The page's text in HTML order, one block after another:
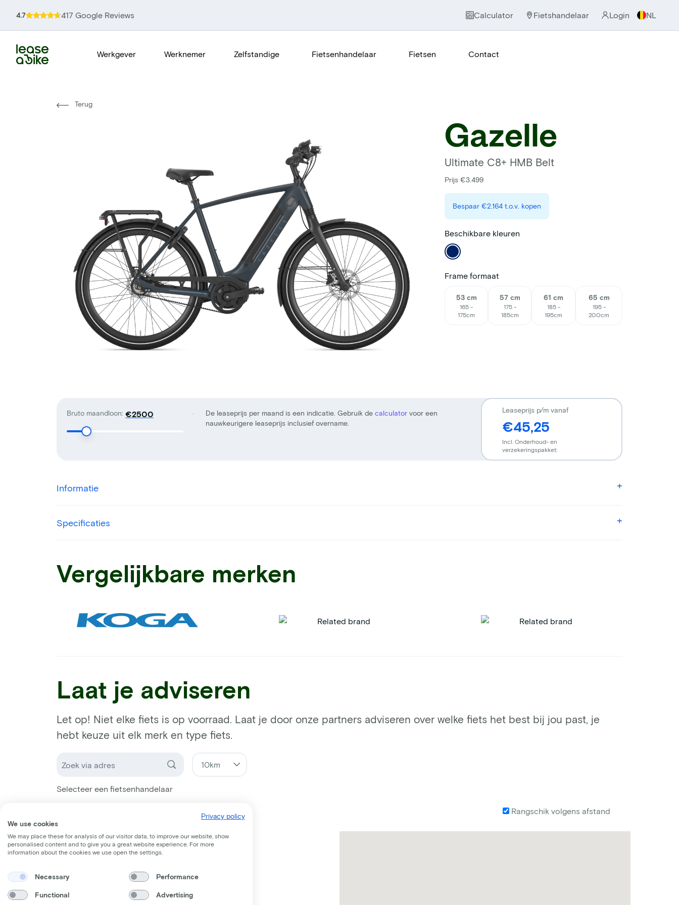
4.7 417 Google Reviews Calculator Fietshandelaar Login NL
Werkgever Werknemer Zelfstandige Fietsenhandelaar Fietsen Contact
Terug
Gazelle
Ultimate C8+ HMB Belt
Prijs €3.499
Bespaar €2.164 t.o.v. kopen
Beschikbare kleuren
Frame formaat
53 cm
165 -
175cm
57 cm
175 -
185cm
61 cm
185 -
195cm
65 cm
195 -
200cm
Bruto maandloon: € De leaseprijs per maand is een indicatie. Gebruik de calculator voor een
nauwkeurigere leaseprijs inclusief overname.
Leaseprijs p/m vanaf
€45,25
Incl. Onderhoud- en
verzekeringspakket:
Informatie
Specificaties
Vergelijkbare merken
Laat je adviseren
Let op! Niet elke fiets is op voorraad. Laat je door onze partners adviseren over welke fiets het best bij jou past, je
hebt keuze uit elk merk en type fiets.
Selecteer een fietsenhandelaar
Rangschik volgens afstand
Privacy policy
We use cookies
We may place these for analysis of our visitor data, to improve our website, show
personalised content and to give you a great website experience. For more
information about the cookies we use open the settings.
Necessary Performance
Functional Advertising